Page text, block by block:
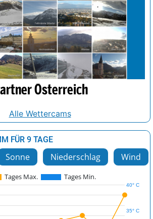
Österreich
Alle Wettercams
FÜR 9 TAGE
Sonne Niederschlag Wind
Tages Max. Tages Min.
35° C
40° C